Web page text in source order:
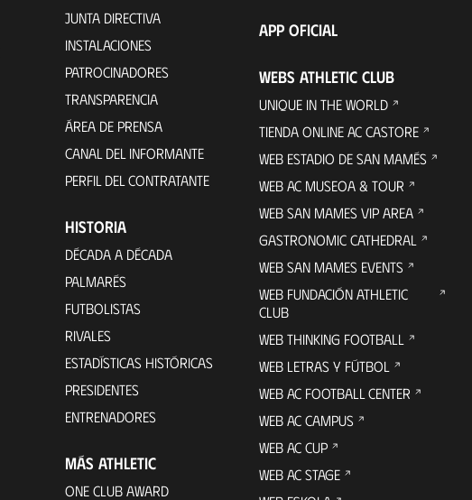
JUNTA DIRECTIVA
INSTALACIONES
PATROCINADORES
TRANSPARENCIA
ÁREA DE PRENSA
CANAL DEL INFORMANTE
PERFIL DEL CONTRATANTE
HISTORIA
DÉCADA A DÉCADA
PALMARÉS
FUTBOLISTAS
RIVALES
ESTADÍSTICAS HISTÓRICAS
PRESIDENTES
ENTRENADORES
MÁS ATHLETIC
ONE CLUB AWARD
APP OFICIAL
WEBS ATHLETIC CLUB
UNIQUE IN THE WORLD
TIENDA ONLINE AC CASTORE
WEB ESTADIO DE SAN MAMÉS
WEB AC MUSEOA & TOUR
WEB SAN MAMES VIP AREA
GASTRONOMIC CATHEDRAL
WEB SAN MAMES EVENTS
WEB FUNDACIÓN ATHLETIC
CLUB
WEB THINKING FOOTBALL
WEB LETRAS Y FÚTBOL
WEB AC FOOTBALL CENTER
WEB AC CAMPUS
WEB AC CUP
WEB AC STAGE